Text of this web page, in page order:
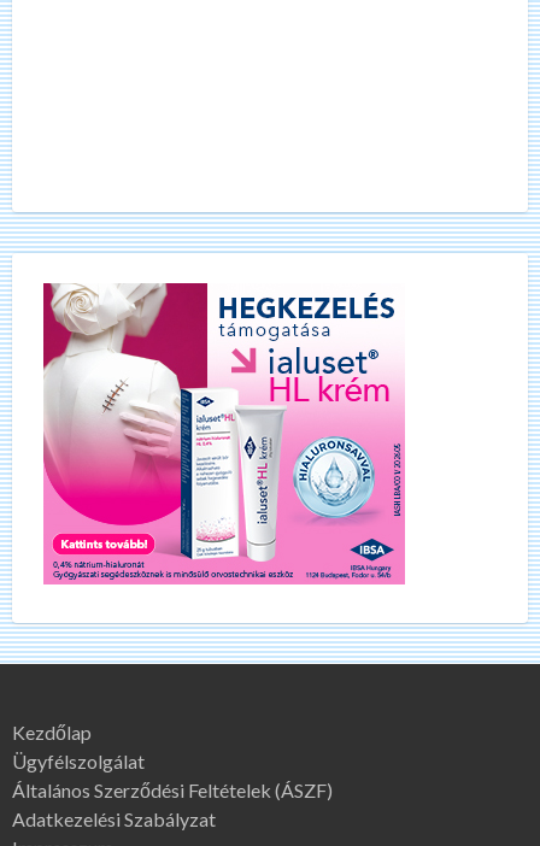
Kezdőlap
Ügyfélszolgálat
Általános Szerződési Feltételek (ÁSZF)
Adatkezelési Szabályzat